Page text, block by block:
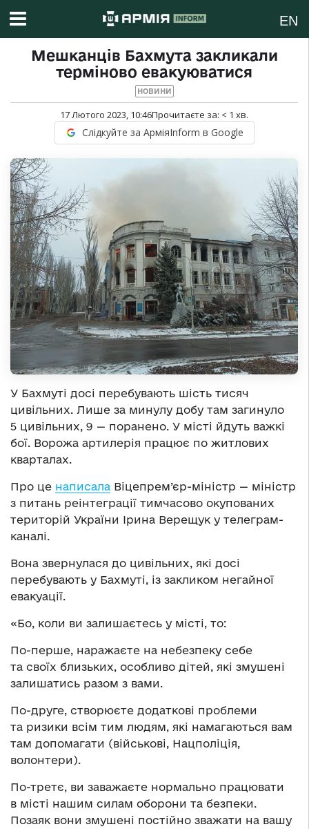
EN
Мешканців Бахмута закликали
терміново евакуюватися
НОВИНИ
17 Лютого 2023, 10:46Прочитаєте за: < 1 хв.
Слідкуйте за АрміяInform в Google
У Бахмуті досі перебувають шість тисяч
цивільних. Лише за минулу добу там загинуло
5 цивільних, 9 — поранено. У місті йдуть важкі
бої. Ворожа артилерія працює по житлових
кварталах.
Про це написала Віцепрем’єр-міністр — міністр
з питань реінтеграції тимчасово окупованих
територій України Ірина Верещук у телеграм-
каналі.
Вона звернулася до цивільних, які досі
перебувають у Бахмуті, із закликом негайної
евакуації.
«Бо, коли ви залишаєтесь у місті, то:
По-перше, наражаєте на небезпеку себе
та своїх близьких, особливо дітей, які змушені
залишатись разом з вами.
По-друге, створюєте додаткові проблеми
та ризики всім тим людям, які намагаються вам
там допомагати (військові, Нацполіція,
волонтери).
По-третє, ви заважаєте нормально працювати
в місті нашим силам оборони та безпеки.
Позаяк вони змушені постійно зважати на вашу